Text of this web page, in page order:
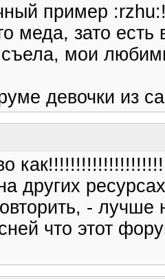
пример
меда, зато
мои
девочки из
других
- лучше
что этот